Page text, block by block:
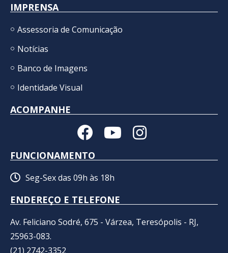
IMPRENSA
Assessoria de Comunicação
Notícias
Banco de Imagens
Identidade Visual
ACOMPANHE
FUNCIONAMENTO
Seg-Sex das 09h às 18h
ENDEREÇO E TELEFONE
Av. Feliciano Sodré, 675 - Várzea, Teresópolis - RJ,
25963-083.
(21) 2742-3352​